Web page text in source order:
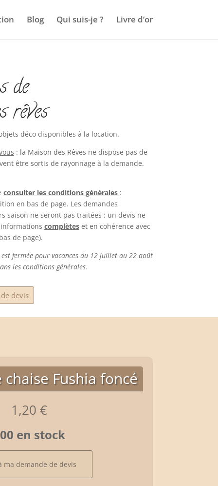
Blog Qui suis-je ? Livre d’or
de
rêves
déco disponibles à la location.
: la Maison des Rêves ne dispose pas de
être sortis de rayonnage à la demande.
consulter les conditions générales :
en bas de page. Les demandes
saison ne seront pas traitées : un devis ne
complètes et en cohérence avec
de page).
fermée pour vacances du 12 juillet au 22 août
les conditions générales.
devis
chaise Fushia foncé
1,20 €
en stock
ma demande de devis